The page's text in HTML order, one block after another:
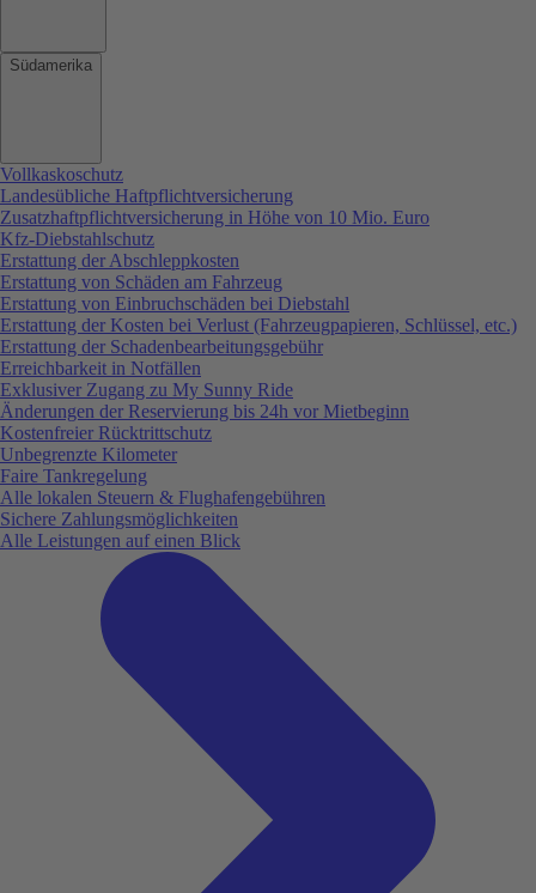
Südamerika
Vollkaskoschutz
Landesübliche Haftpflichtversicherung
Zusatzhaftpflichtversicherung in Höhe von 10 Mio. Euro
Kfz-Diebstahlschutz
Erstattung der Abschleppkosten
Erstattung von Schäden am Fahrzeug
Erstattung von Einbruchschäden bei Diebstahl
Erstattung der Kosten bei Verlust (Fahrzeugpapieren, Schlüssel, etc.)
Erstattung der Schadenbearbeitungsgebühr
Erreichbarkeit in Notfällen
Exklusiver Zugang zu My Sunny Ride
Änderungen der Reservierung bis 24h vor Mietbeginn
Kostenfreier Rücktrittschutz
Unbegrenzte Kilometer
Faire Tankregelung
Alle lokalen Steuern & Flughafengebühren
Sichere Zahlungsmöglichkeiten
Alle Leistungen auf einen Blick